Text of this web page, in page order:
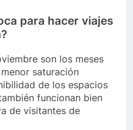
para hacer viajes
son los meses
saturación
de los espacios
funcionan bien
de visitantes de